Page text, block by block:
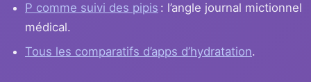
P comme suivi des pipis : l’angle journal mictionnel
médical.
Tous les comparatifs d’apps d’hydratation.